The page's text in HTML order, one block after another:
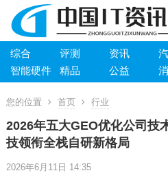
综合 评测 资讯
智能硬件
精品 公益
您的位置 首页 行业
2026年五大GEO优化公司技
技领衔全栈自研新格局
2026年6月11日 14:35